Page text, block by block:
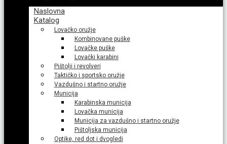
Naslovna
Katalog
Lovačko oružje
Kombinovane puške
Lovačke puške
Lovački karabini
Pištolji i revolveri
Taktičko i sportsko oružje
Vazdušno i startno oružje
Municija
Karabinska municija
Lovačka municija
Municija za vazdušno i startno oružje
Pištoljska municija
Optike, red dot i dvogledi